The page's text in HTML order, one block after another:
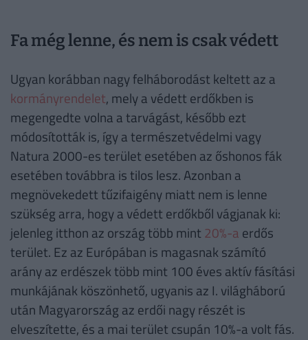
Fa még lenne, és nem is csak védett
Ugyan korábban nagy felháborodást keltett az a
kormányrendelet, mely a védett erdőkben is
megengedte volna a tarvágást, később ezt
módosították is, így a természetvédelmi vagy
Natura 2000-es terület esetében az őshonos fák
esetében továbbra is tilos lesz. Azonban a
megnövekedett tűzifaigény miatt nem is lenne
szükség arra, hogy a védett erdőkből vágjanak ki:
jelenleg itthon az ország több mint20%-a erdős
terület. Ez az Európában is magasnak számító
arány az erdészek több mint 100 éves aktív fásítási
munkájának köszönhető, ugyanis az I. világháború
után Magyarország az erdői nagy részét is
elveszítette, és a mai terület csupán 10%-a volt fás.